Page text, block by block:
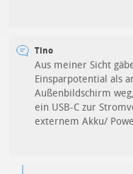
Tino
Aus meiner Sicht
Einsparpotential als
Außenbildschirm
ein USB-C zur
externem Akku/